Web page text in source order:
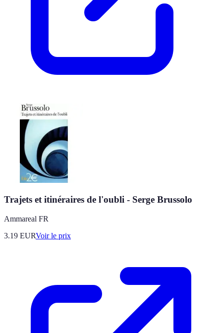
Trajets et itinéraires de l'oubli - Serge Brussolo
Ammareal FR
3.19 EURVoir le prix